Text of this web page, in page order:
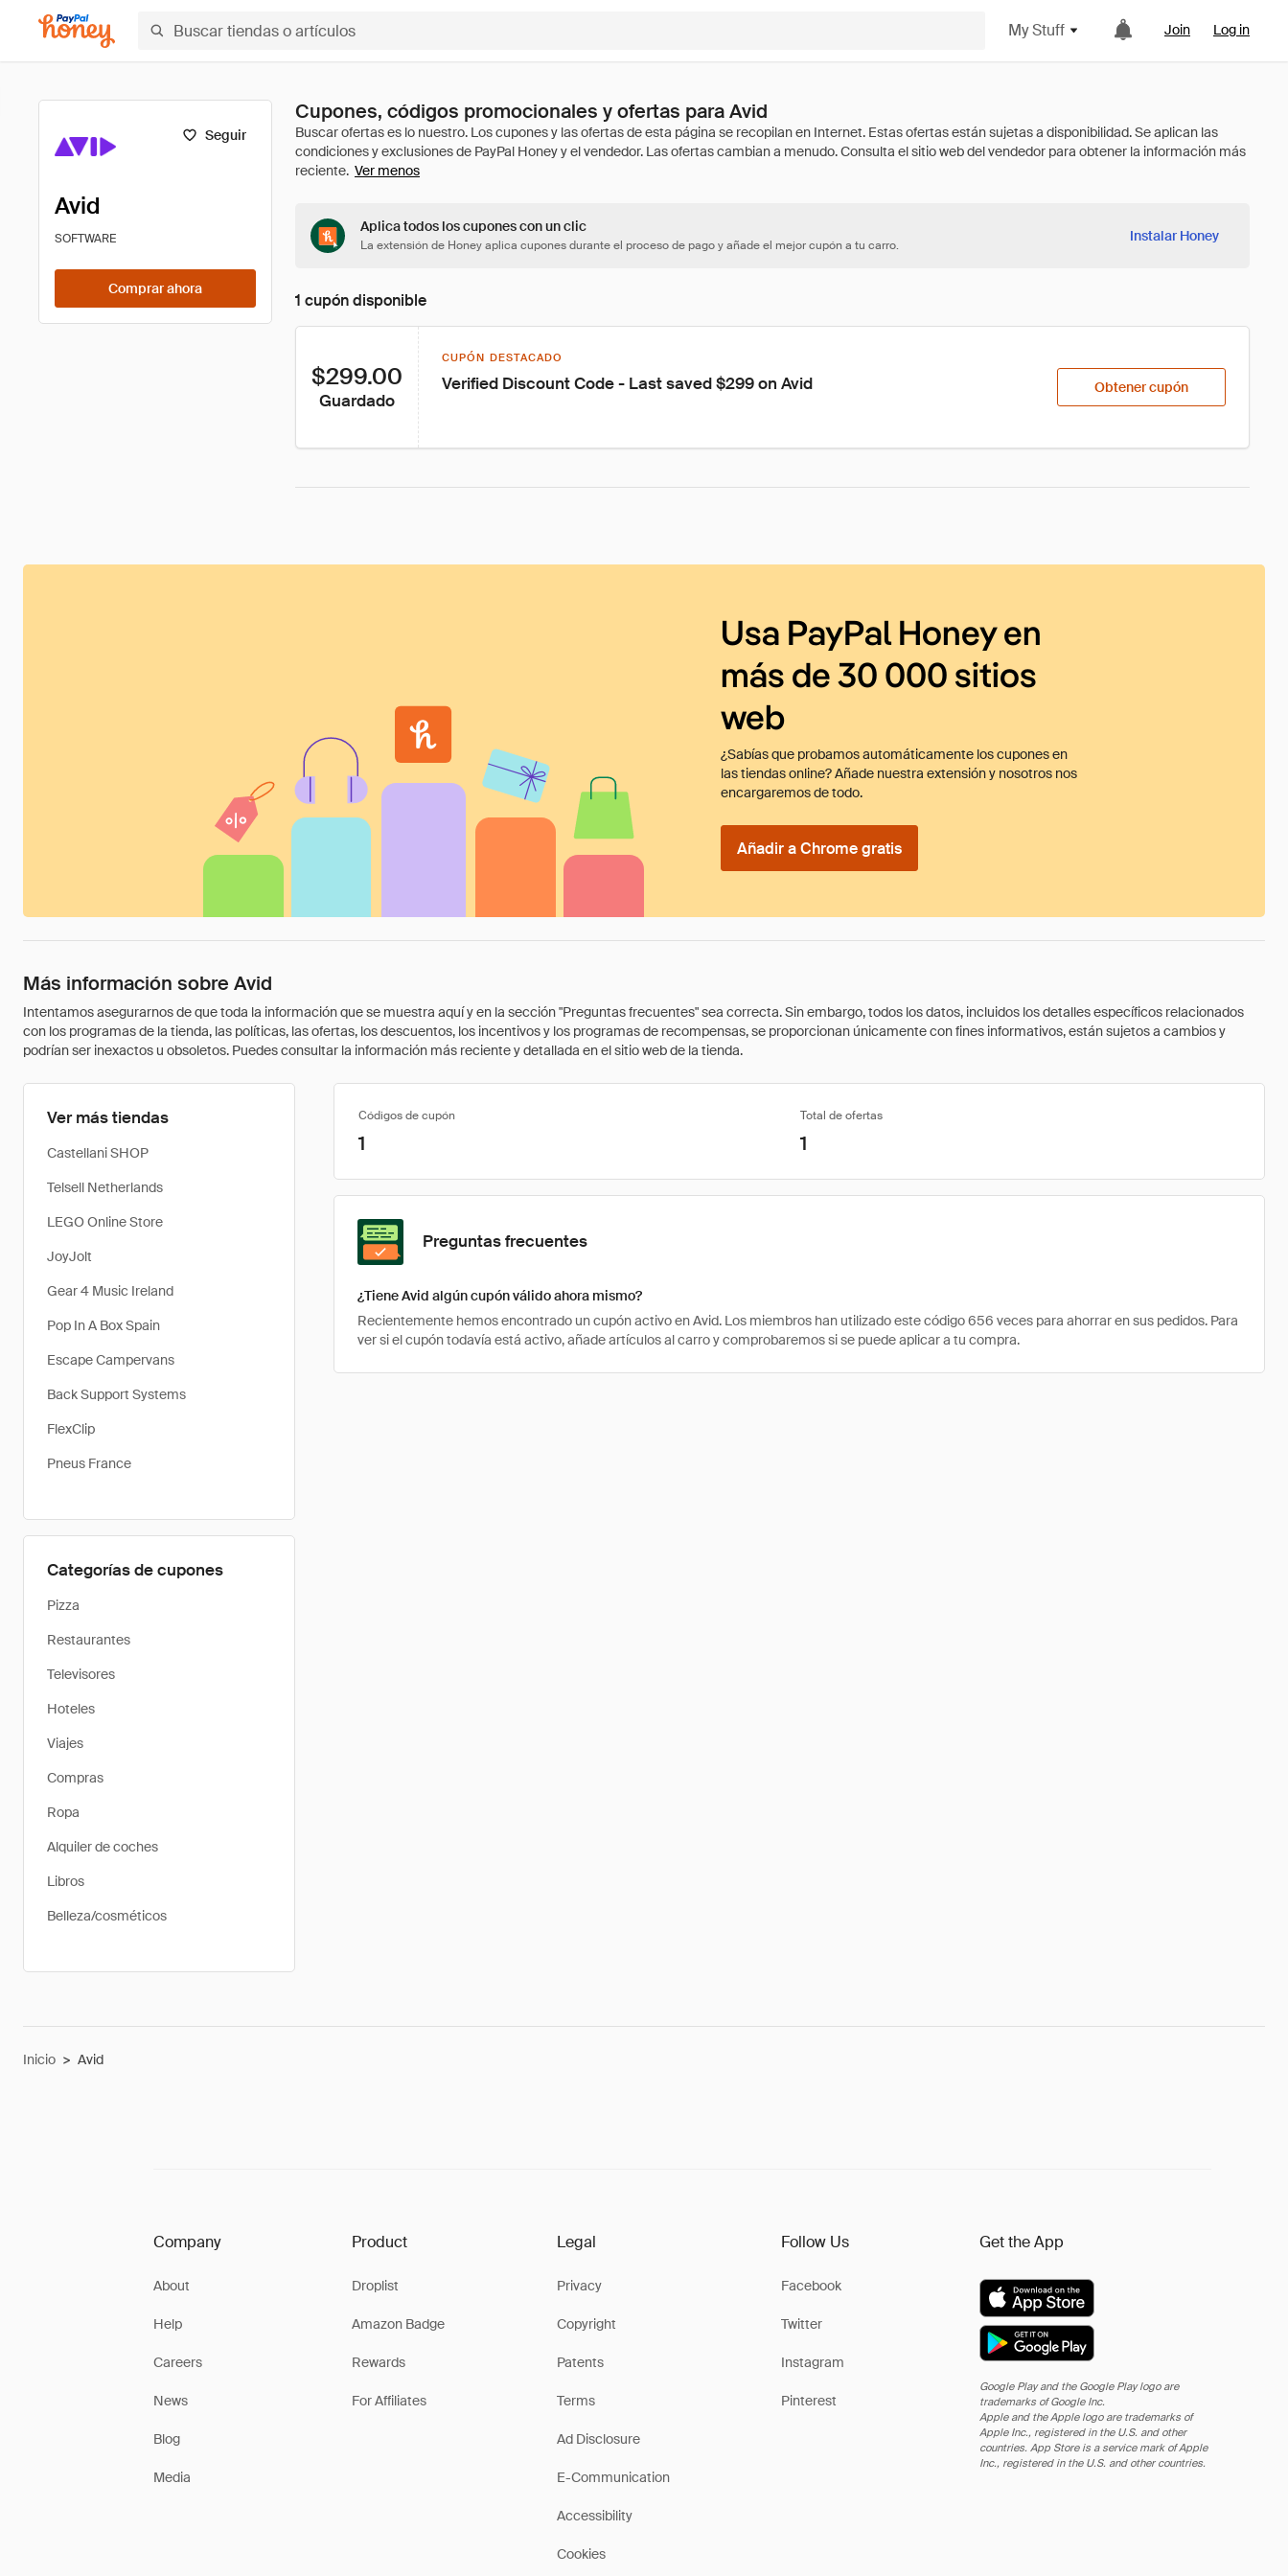
My Stuff Join Log in
Seguir
Avid
SOFTWARE
Comprar ahora
Cupones, códigos promocionales y ofertas para Avid
Ver menos
Aplica todos los cupones con un clic
La extensión de Honey aplica cupones durante el proceso de pago y añade el mejor cupón a tu carro.
Instalar Honey
1 cupón disponible
$299.00
Guardado
CUPÓN DESTACADO
Verified Discount Code - Last saved $299 on Avid Obtener cupón
Usa PayPal Honey en
más de 30 000 sitios
web
¿Sabías que probamos automáticamente los cupones en
las tiendas online? Añade nuestra extensión y nosotros nos
encargaremos de todo.
Añadir a Chrome gratis
Más información sobre Avid
Intentamos asegurarnos de que toda la información que se muestra aquí y en la sección "Preguntas frecuentes" sea correcta. Sin embargo, todos los datos, incluidos los detalles específicos relacionados
con los programas de la tienda, las políticas, las ofertas, los descuentos, los incentivos y los programas de recompensas, se proporcionan únicamente con fines informativos, están sujetos a cambios y
podrían ser inexactos u obsoletos. Puedes consultar la información más reciente y detallada en el sitio web de la tienda.
Ver más tiendas
Castellani SHOP
Telsell Netherlands
LEGO Online Store
JoyJolt
Gear 4 Music Ireland
Pop In A Box Spain
Escape Campervans
Back Support Systems
FlexClip
Pneus France
Categorías de cupones
Pizza
Restaurantes
Televisores
Hoteles
Viajes
Compras
Ropa
Alquiler de coches
Libros
Belleza/cosméticos
Códigos de cupón Total de ofertas
1 1
Preguntas frecuentes
¿Tiene Avid algún cupón válido ahora mismo?
Recientemente hemos encontrado un cupón activo en Avid. Los miembros han utilizado este código 656 veces para ahorrar en sus pedidos. Para
ver si el cupón todavía está activo, añade artículos al carro y comprobaremos si se puede aplicar a tu compra.
Inicio > Avid
Company
About
Help
Careers
News
Blog
Media
Product
Droplist
Amazon Badge
Rewards
For Affiliates
Legal
Privacy
Copyright
Patents
Terms
Ad Disclosure
E-Communication
Accessibility
Cookies
Follow Us
Facebook
Twitter
Instagram
Pinterest
Get the App
Google Play and the Google Play logo are
trademarks of Google Inc.
Apple and the Apple logo are trademarks of
Apple Inc., registered in the U.S. and other
countries. App Store is a service mark of Apple
Inc., registered in the U.S. and other countries.